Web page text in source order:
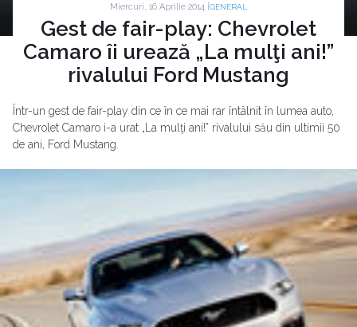
Miercuri, 16 Aprilie 2014 | GENERAL
Gest de fair-play: Chevrolet
Camaro îi urează „La mulţi ani!”
rivalului Ford Mustang
Într-un gest de fair-play din ce în ce mai rar întâlnit în lumea auto,
Chevrolet Camaro i-a urat „La mulţi ani!” rivalului său din ultimii 50
de ani, Ford Mustang.